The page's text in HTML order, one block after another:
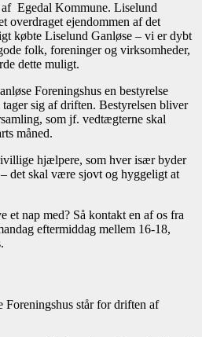
Egedal Kommune. Liselund
overdraget ejendommen af det
købte Liselund Ganløse – vi er dybt
folk, foreninger og virksomheder,
dette muligt.
Foreningshus en bestyrelse
sig af driften. Bestyrelsen bliver
som jf. vedtægterne skal
måned.
hjælpere, som hver især byder
det skal være sjovt og hyggeligt at
et nap med? Så kontakt en af os fra
eftermiddag mellem 16-18,
Foreningshus står for driften af